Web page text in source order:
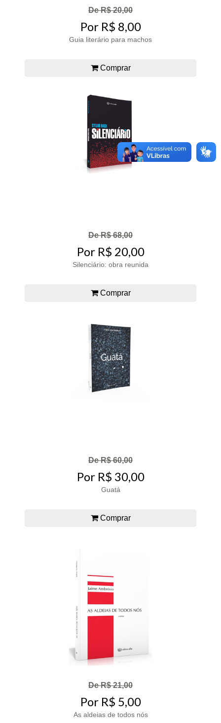
De R$ 20,00
Por R$ 8,00
Guia literário para machos
Comprar
De R$ 68,00
Por R$ 20,00
Silenciário: obra reunida
Comprar
De R$ 60,00
Por R$ 30,00
Guatá
Comprar
De R$ 21,00
Por R$ 5,00
As aldeias de todos nós